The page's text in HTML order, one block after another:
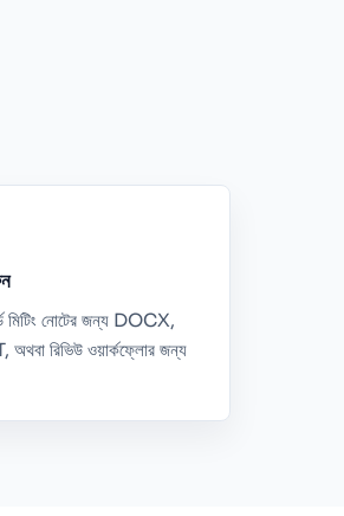
মিটিং নোটের জন্য DOCX,
অথবা রিভিউ ওয়ার্কফ্লোর জন্য